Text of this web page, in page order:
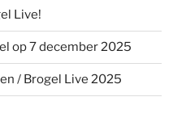
Live!
op 7 december 2025
/ Brogel Live 2025